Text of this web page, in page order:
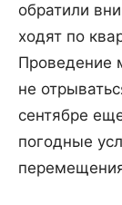
обратили
ходят по
Проведение
не
сентябре
погодные